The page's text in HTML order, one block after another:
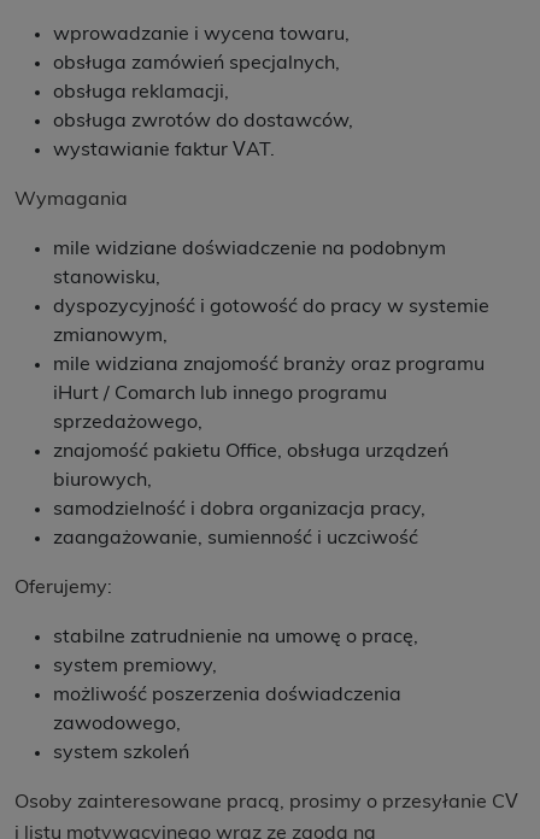
wprowadzanie i wycena towaru,
obsługa zamówień specjalnych,
obsługa reklamacji,
obsługa zwrotów do dostawców,
wystawianie faktur VAT.
Wymagania
mile widziane doświadczenie na podobnym
stanowisku,
dyspozycyjność i gotowość do pracy w systemie
zmianowym,
mile widziana znajomość branży oraz programu
iHurt / Comarch lub innego programu
sprzedażowego,
znajomość pakietu Office, obsługa urządzeń
biurowych,
samodzielność i dobra organizacja pracy,
zaangażowanie, sumienność i uczciwość
Oferujemy:
stabilne zatrudnienie na umowę o pracę,
system premiowy,
możliwość poszerzenia doświadczenia
zawodowego,
system szkoleń
Osoby zainteresowane pracą, prosimy o przesyłanie CV
i listu motywacyjnego wraz ze zgodą na